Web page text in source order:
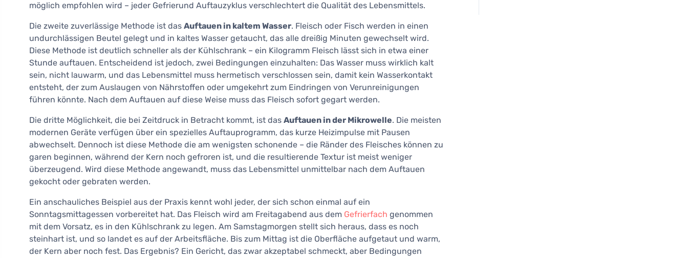
möglich empfohlen wird – jeder Gefrierund Auftauzyklus verschlechtert die Qualität des Lebensmittels.
Die zweite zuverlässige Methode ist das Auftauen in kaltem Wasser. Fleisch oder Fisch werden in einen
undurchlässigen Beutel gelegt und in kaltes Wasser getaucht, das alle dreißig Minuten gewechselt wird.
Diese Methode ist deutlich schneller als der Kühlschrank – ein Kilogramm Fleisch lässt sich in etwa einer
Stunde auftauen. Entscheidend ist jedoch, zwei Bedingungen einzuhalten: Das Wasser muss wirklich kalt
sein, nicht lauwarm, und das Lebensmittel muss hermetisch verschlossen sein, damit kein Wasserkontakt
entsteht, der zum Auslaugen von Nährstoffen oder umgekehrt zum Eindringen von Verunreinigungen
führen könnte. Nach dem Auftauen auf diese Weise muss das Fleisch sofort gegart werden.
Die dritte Möglichkeit, die bei Zeitdruck in Betracht kommt, ist das Auftauen in der Mikrowelle. Die meisten
modernen Geräte verfügen über ein spezielles Auftauprogramm, das kurze Heizimpulse mit Pausen
abwechselt. Dennoch ist diese Methode die am wenigsten schonende – die Ränder des Fleisches können zu
garen beginnen, während der Kern noch gefroren ist, und die resultierende Textur ist meist weniger
überzeugend. Wird diese Methode angewandt, muss das Lebensmittel unmittelbar nach dem Auftauen
gekocht oder gebraten werden.
Ein anschauliches Beispiel aus der Praxis kennt wohl jeder, der sich schon einmal auf ein
Sonntagsmittagessen vorbereitet hat. Das Fleisch wird am Freitagabend aus dem Gefrierfach genommen
mit dem Vorsatz, es in den Kühlschrank zu legen. Am Samstagmorgen stellt sich heraus, dass es noch
steinhart ist, und so landet es auf der Arbeitsfläche. Bis zum Mittag ist die Oberfläche aufgetaut und warm,
der Kern aber noch fest. Das Ergebnis? Ein Gericht, das zwar akzeptabel schmeckt, aber Bedingungen